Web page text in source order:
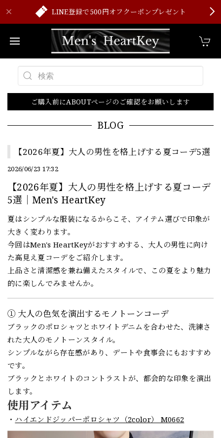
LINE登録で500円オフクーポンプレゼント
ご購入前にABOUTページのご確認をお願いします
BLOG
【2026年夏】大人の男性を格上げする夏コーデ5選
2026/06/23 17:32
【2026年夏】大人の男性を格上げする夏コーデ
5選｜Men's HeartKey
夏はシンプルな服装になるからこそ、アイテム選びで印象が
大きく変わります。
今回はMen's HeartKeyがおすすめする、大人の男性に向け
た高見え夏コーデをご紹介します。
上品さと清潔感を兼ね備えたスタイルで、この夏をより魅力
的に楽しんでみませんか。
① 大人の色気を演出するモノトーンコーデ
ブラックのポロシャツとホワイトデニムを合わせた、洗練さ
れた大人のモノトーンスタイル。
シンプルながら存在感があり、デートや食事会にもおすすめ
です。
ブラックとホワイトのコントラストが、都会的な印象を演出
します。
使用アイテム
・ ハイエンドジッパーポロシャツ（2color） M0662